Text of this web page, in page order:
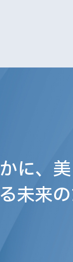
に、
未来